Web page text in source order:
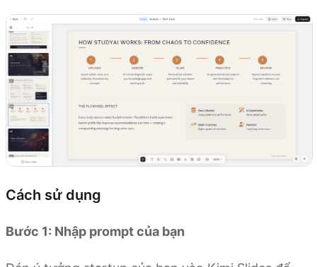
Cách sử dụng
Bước 1: Nhập prompt của bạn